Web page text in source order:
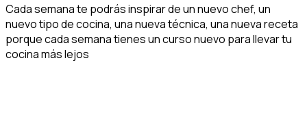
Cada semana te podrás inspirar de un nuevo chef, un
nuevo tipo de cocina, una nueva técnica, una nueva receta
porque cada semana tienes un curso nuevo para llevar tu
cocina más lejos